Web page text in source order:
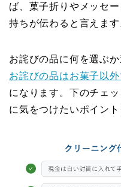
ば、菓子折りやメッセ
持ちが伝わると言えます
お詫びの品に何を選ぶ
お詫びの品はお菓子以
になります。下のチェ
に気をつけたいポイント